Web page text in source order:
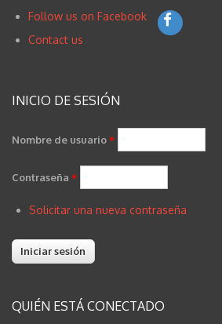
Follow us on Facebook
Contact us
INICIO DE SESIÓN
Nombre de usuario*
Contraseña *
Solicitar una nueva contraseña
QUIÉN ESTÁ CONECTADO